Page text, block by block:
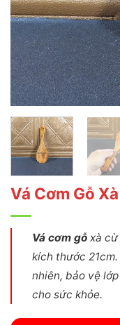
Vá Cơm Gỗ
Vá cơm gỗxà cừ
kích thước
nhiên, bảo vệ
cho sức khỏe.